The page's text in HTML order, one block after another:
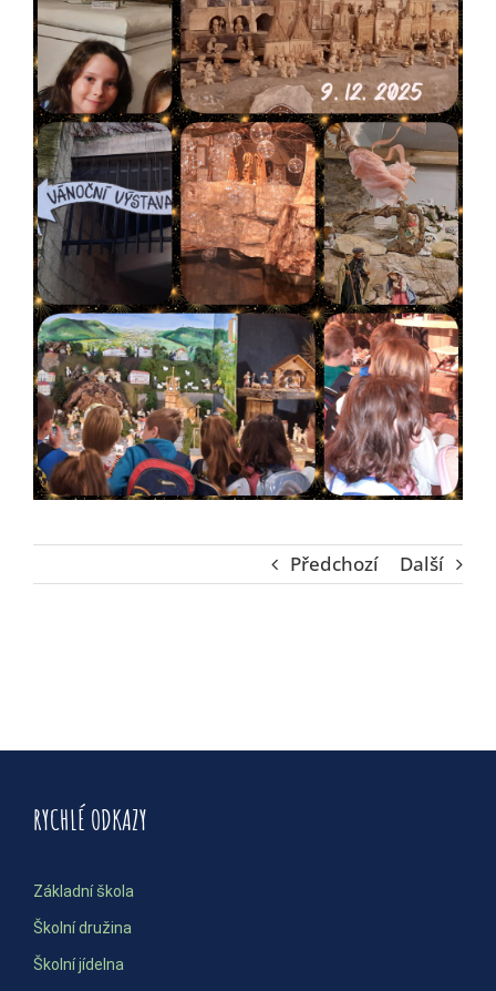
Předchozí Další
Image
RYCHLÉ ODKAZY
Základní škola
Školní družina
Školní jídelna